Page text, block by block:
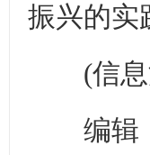
振兴的实
(信息
编辑